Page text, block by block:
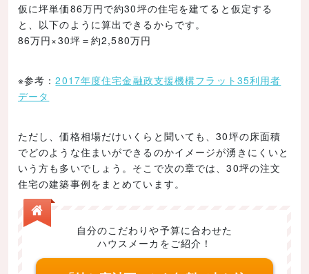
仮に坪単価86万円で約30坪の住宅を建てると仮定する
と、以下のように算出できるからです。
86万円×30坪＝約2,580万円
※参考：2017年度住宅金融政支援機構フラット35利用者
データ
ただし、価格相場だけいくらと聞いても、30坪の床面積
でどのような住まいができるのかイメージが湧きにくいと
いう方も多いでしょう。そこで次の章では、30坪の注文
住宅の建築事例をまとめています。
自分のこだわりや予算に合わせた
ハウスメーカをご紹介！